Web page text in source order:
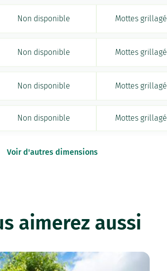
Non disponible Mottes
Non disponible Mottes
Non disponible Mottes
Non disponible Mottes
Voir d'autres dimensions
aimerez aussi